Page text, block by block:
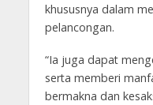
khususnya dalam
pelancongan.
“Ia juga dapat
serta memberi
bermakna dan